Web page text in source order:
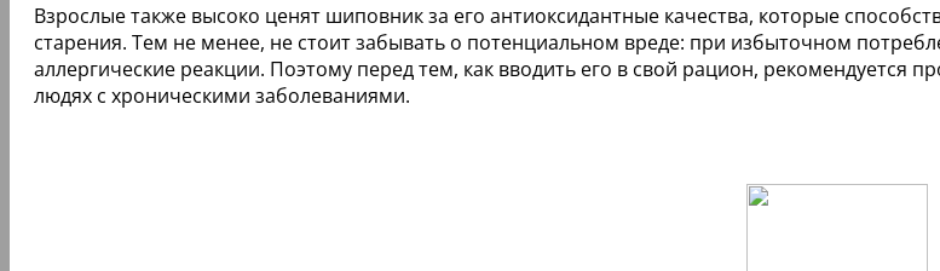
Взрослые также высоко ценят шиповник за его антиоксидантные качества, которые
старения. Тем не менее, не стоит забывать о потенциальном вреде: при избыточном
аллергические реакции. Поэтому перед тем, как вводить его в свой рацион, рекомендуется
людях с хроническими заболеваниями.